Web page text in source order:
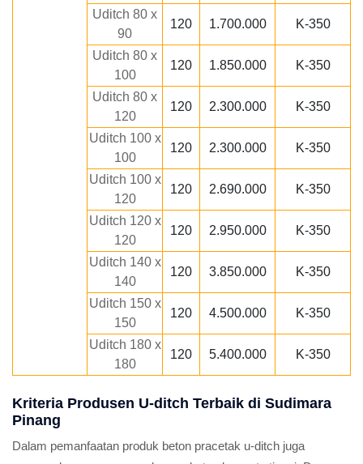
Uditch 80 x
90
120 1.700.000 K-350
Uditch 80 x
100
120 1.850.000 K-350
Uditch 80 x
120
120 2.300.000 K-350
Uditch 100 x
100
120 2.300.000 K-350
Uditch 100 x
120
120 2.690.000 K-350
Uditch 120 x
120
120 2.950.000 K-350
Uditch 140 x
140
120 3.850.000 K-350
Uditch 150 x
150
120 4.500.000 K-350
Uditch 180 x
180
120 5.400.000 K-350
Kriteria Produsen U-ditch Terbaik di Sudimara
Pinang
Dalam pemanfaatan produk beton pracetak u-ditch juga